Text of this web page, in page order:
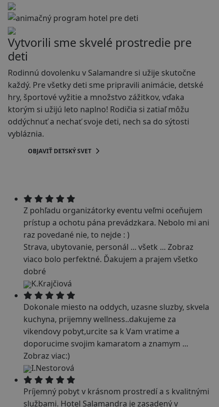
Vytvorili sme skvelé prostredie pre
deti
Rodinnú dovolenku v Salamandre si užije skutočne
každý. Pre všetky deti sme pripravili animácie, detské
hry, športové vyžitie a množstvo zážitkov, vďaka
ktorým si užijú leto naplno! Rodičia si zatiaľ môžu
oddýchnuť a nechať svoje deti, nech sa do sýtosti
vybláznia.
OBJAVIŤ DETSKÝ SVET
Z pohľadu organizátorky eventu veľmi oceňujem
prístup a ochotu pána prevádzkara. Nebolo mi ani
raz povedané nie, to nejde : )
Strava, ubytovanie, personál ... všetk ... Zobraz
viaco bolo perfektné. Ďakujem a prajem všetko
dobré
K.Krajčiová
Dokonale miesto na oddych, uzasne sluzby, skvela
kuchyna, prijemny wellness..dakujeme za
vikendovy pobyt,urcite sa k Vam vratime a
doporucime svojim kamaratom a znamym ...
Zobraz viac:)
I.Nestorová
Príjemný pobyt v krásnom prostredí a s kvalitnými
službami. Hotel Salamandra je zasadený v